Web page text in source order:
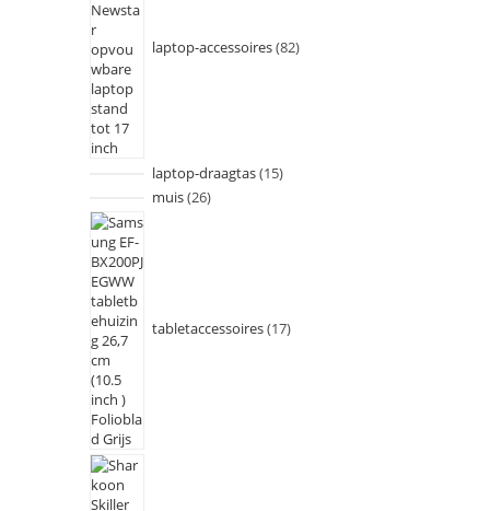
laptop-accessoires 82
laptop-draagtas 15
muis 26
tabletaccessoires 17